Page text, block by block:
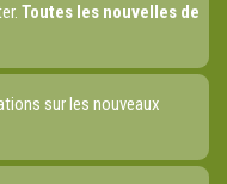
Toutes les nouvelles de
sur les nouveaux